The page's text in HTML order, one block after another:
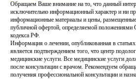
Обращаем Ваше внимание на то, что данный
исключительно информационный характер и ни
информационные материалы и цены, размещенные
публичной офертой, определяемой положениями
кодекса РФ.
Информация о лечении, опубликованная в
является подтверждением того, что центр
медицинские услуги. Все медицинские услуги
после консультации с врачом. Рекомендуем
получения профессиональной консультации и